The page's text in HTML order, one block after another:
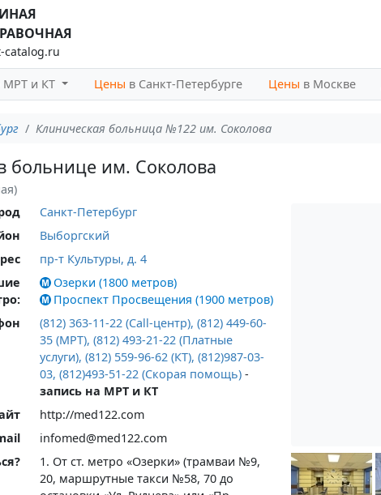
catalog.ru
МРТ и КТ Цены в Санкт-Петербурге Цены в Москве
Клиническая больница №122 им. Соколова
больнице им. Соколова
Санкт-Петербург
Выборгский
пр-т Культуры, д. 4
Озерки (1800 метров)
Проспект Просвещения (1900 метров)
(812) 363-11-22 (Call-центр), (812) 449-60-
35 (МРТ), (812) 493-21-22 (Платные
услуги), (812) 559-96-62 (КТ), (812)987-03-
03, (812)493-51-22 (Скорая помощь) -
запись на МРТ и КТ
http://med122.com
infomed@med122.com
1. От ст. метро «Озерки» (трамваи №9,
20, маршрутные такси №58, 70 до